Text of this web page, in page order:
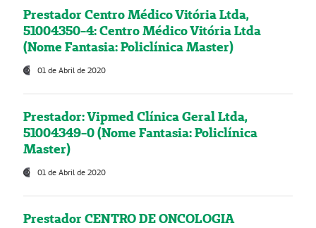
Prestador Centro Médico Vitória Ltda,
51004350-4: Centro Médico Vitória Ltda
(Nome Fantasia: Policlínica Master)
01 de Abril de 2020
Prestador: Vipmed Clínica Geral Ltda,
51004349-0 (Nome Fantasia: Policlínica
Master)
01 de Abril de 2020
Prestador CENTRO DE ONCOLOGIA